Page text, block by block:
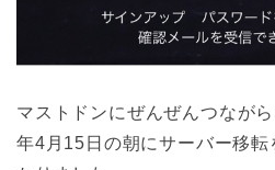
マストドンにぜんぜんつなが
年4月15日の朝にサーバー移